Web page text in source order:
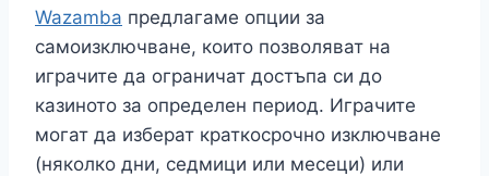
Wazamba предлагаме опции за
самоизключване, които позволяват на
играчите да ограничат достъпа си до
казиното за определен период. Играчите
могат да изберат краткосрочно изключване
(няколко дни, седмици или месеци) или